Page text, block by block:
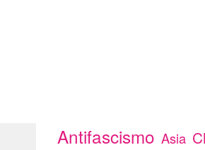
Antifascismo Asia